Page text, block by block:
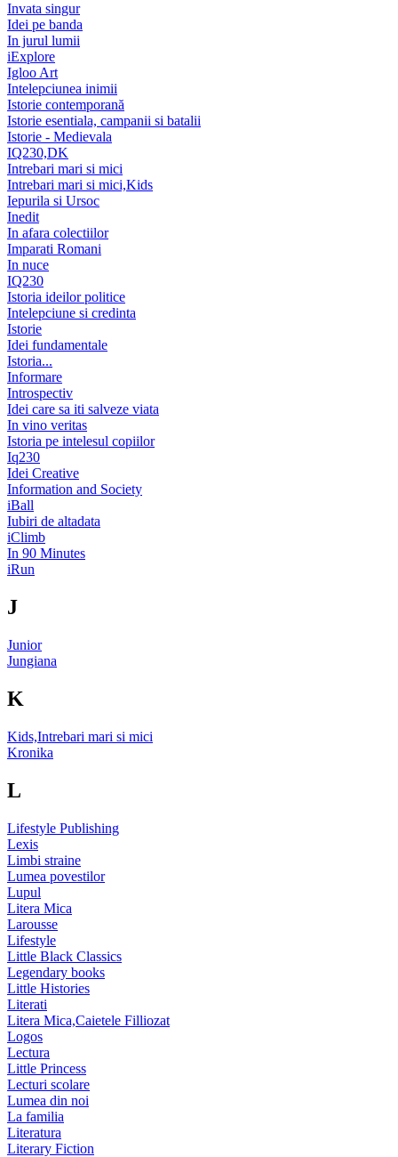
Invata singur
Idei pe banda
In jurul lumii
iExplore
Igloo Art
Intelepciunea inimii
Istorie contemporană
Istorie esentiala, campanii si batalii
Istorie - Medievala
IQ230,DK
Intrebari mari si mici
Intrebari mari si mici,Kids
Iepurila si Ursoc
Inedit
In afara colectiilor
Imparati Romani
In nuce
IQ230
Istoria ideilor politice
Intelepciune si credinta
Istorie
Idei fundamentale
Istoria...
Informare
Introspectiv
Idei care sa iti salveze viata
In vino veritas
Istoria pe intelesul copiilor
Iq230
Idei Creative
Information and Society
iBall
Iubiri de altadata
iClimb
In 90 Minutes
iRun
J
Junior
Jungiana
K
Kids,Intrebari mari si mici
Kronika
L
Lifestyle Publishing
Lexis
Limbi straine
Lumea povestilor
Lupul
Litera Mica
Larousse
Lifestyle
Little Black Classics
Legendary books
Little Histories
Literati
Litera Mica,Caietele Filliozat
Logos
Lectura
Little Princess
Lecturi scolare
Lumea din noi
La familia
Literatura
Literary Fiction